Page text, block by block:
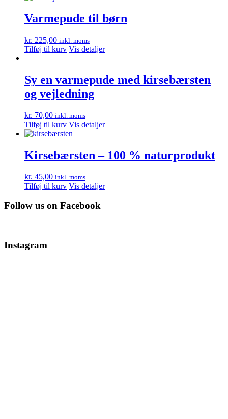
Varmepude til børn
kr. 225,00 inkl. moms
Tilføj til kurv Vis detaljer
Sy en varmepude med kirsebærsten
og vejledning
kr. 70,00 inkl. moms
Tilføj til kurv Vis detaljer
Kirsebærsten – 100 % naturprodukt
kr. 45,00 inkl. moms
Tilføj til kurv Vis detaljer
Follow us on Facebook
Instagram